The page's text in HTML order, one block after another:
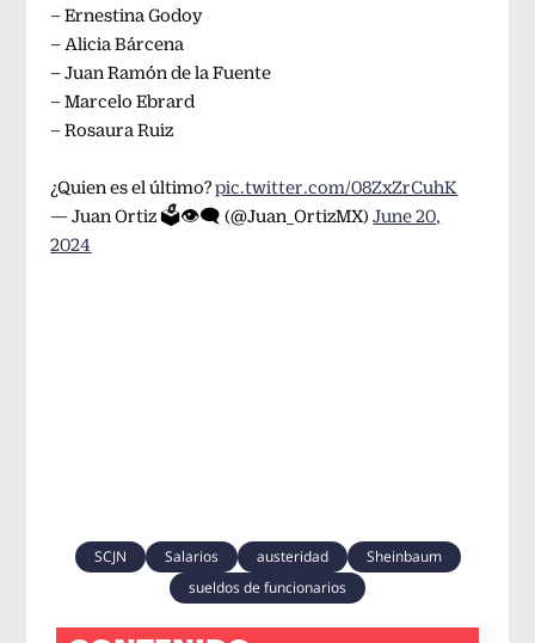
– Ernestina Godoy
– Alicia Bárcena
– Juan Ramón de la Fuente
– Marcelo Ebrard
– Rosaura Ruiz
¿Quien es el último?pic.twitter.com/08ZxZrCuhK
— Juan Ortiz 🗳️👁‍🗨 (@Juan_OrtizMX)June 20,
2024
SCJN Salarios austeridad
Sheinbaum
sueldos de funcionarios